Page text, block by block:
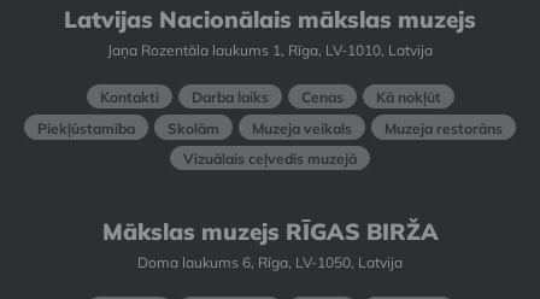
Latvijas Nacionālais mākslas muzejs
Jaņa Rozentāla laukums 1, Rīga, LV-1010, Latvija
Kontakti Darba laiks Cenas
Kā nokļūt
Piekļūstamība
Skolām Muzeja veikals
Muzeja restorāns
Vizuālais ceļvedis muzejā
Mākslas muzejs RĪGAS BIRŽA
Doma laukums 6, Rīga, LV-1050, Latvija